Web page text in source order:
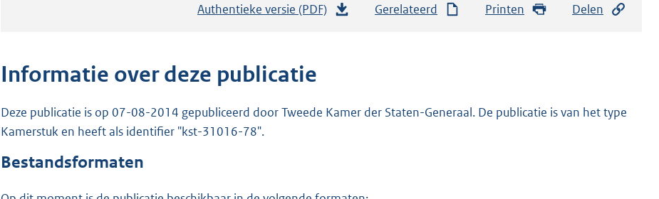
Authentieke versie (PDF)
n
Gerelateerd Printen Delen
Informatie over deze publicatie
Deze publicatie is op 07-08-2014 gepubliceerd door Tweede Kamer der Staten-Generaal. De publicatie is van het type
Kamerstuk en heeft als identifier "kst-31016-78".
Bestandsformaten